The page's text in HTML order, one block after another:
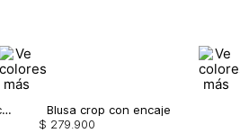
Top en denim tono medio con flores 3d
Blusa crop con encaje
$ 279.900